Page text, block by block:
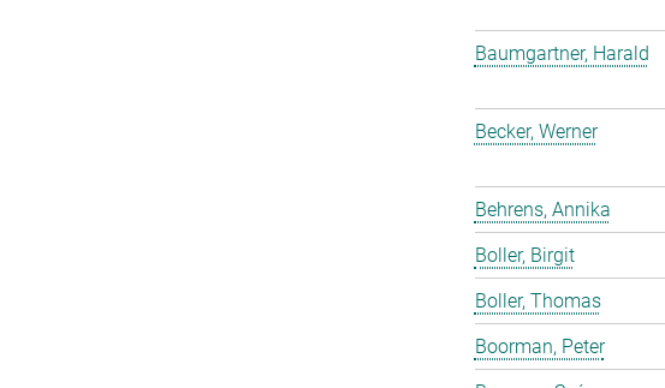
Baumgartner, Harald
Becker, Werner
Behrens, Annika
Boller, Birgit
Boller, Thomas
Boorman, Peter